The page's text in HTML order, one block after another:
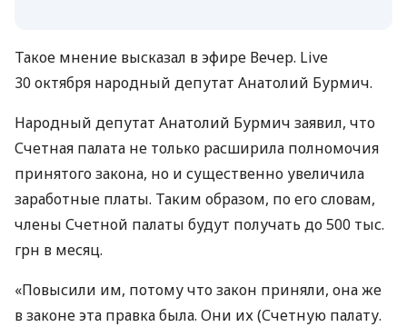
Такое мнение высказал в эфире Вечер. Live
30 октября народный депутат Анатолий Бурмич.
Народный депутат Анатолий Бурмич заявил, что
Счетная палата не только расширила полномочия
принятого закона, но и существенно увеличила
заработные платы. Таким образом, по его словам,
члены Счетной палаты будут получать до 500 тыс.
грн в месяц.
«Повысили им, потому что закон приняли, она же
в законе эта правка была. Они их (Счетную палату.